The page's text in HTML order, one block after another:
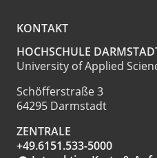
KONTAKT
HOCHSCHULE
University of Applied
Schöfferstraße 3
64295 Darmstadt
ZENTRALE
+49.6151.533-5000